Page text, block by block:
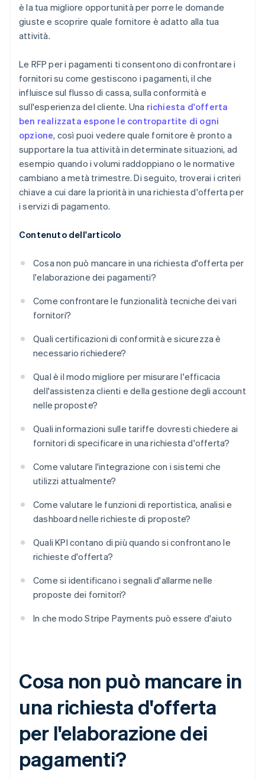
è la tua migliore opportunità per porre le domande
giuste e scoprire quale fornitore è adatto alla tua
attività.
Le RFP per i pagamenti ti consentono di confrontare i
fornitori su come gestiscono i pagamenti, il che
influisce sul flusso di cassa, sulla conformità e
sull'esperienza del cliente. Una richiesta d'offerta
ben realizzata espone le contropartite di ogni
opzione, così puoi vedere quale fornitore è pronto a
supportare la tua attività in determinate situazioni, ad
esempio quando i volumi raddoppiano o le normative
cambiano a metà trimestre. Di seguito, troverai i criteri
chiave a cui dare la priorità in una richiesta d'offerta per
i servizi di pagamento.
Contenuto dell'articolo
Cosa non può mancare in una richiesta d'offerta per
l'elaborazione dei pagamenti?
Come confrontare le funzionalità tecniche dei vari
fornitori?
Quali certificazioni di conformità e sicurezza è
necessario richiedere?
Qual è il modo migliore per misurare l'efficacia
dell'assistenza clienti e della gestione degli account
nelle proposte?
Quali informazioni sulle tariffe dovresti chiedere ai
fornitori di specificare in una richiesta d'offerta?
Come valutare l'integrazione con i sistemi che
utilizzi attualmente?
Come valutare le funzioni di reportistica, analisi e
dashboard nelle richieste di proposte?
Quali KPI contano di più quando si confrontano le
richieste d'offerta?
Come si identificano i segnali d'allarme nelle
proposte dei fornitori?
In che modo Stripe Payments può essere d'aiuto
Cosa non può mancare in
una richiesta d'offerta
per l'elaborazione dei
pagamenti?